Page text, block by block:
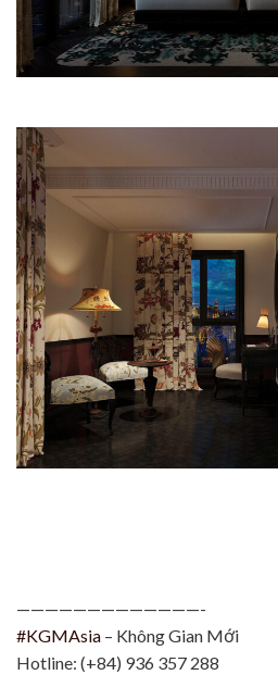
—————————————-
#KGMAsia – Không Gian Mới
Hotline: (+84) 936 357 288